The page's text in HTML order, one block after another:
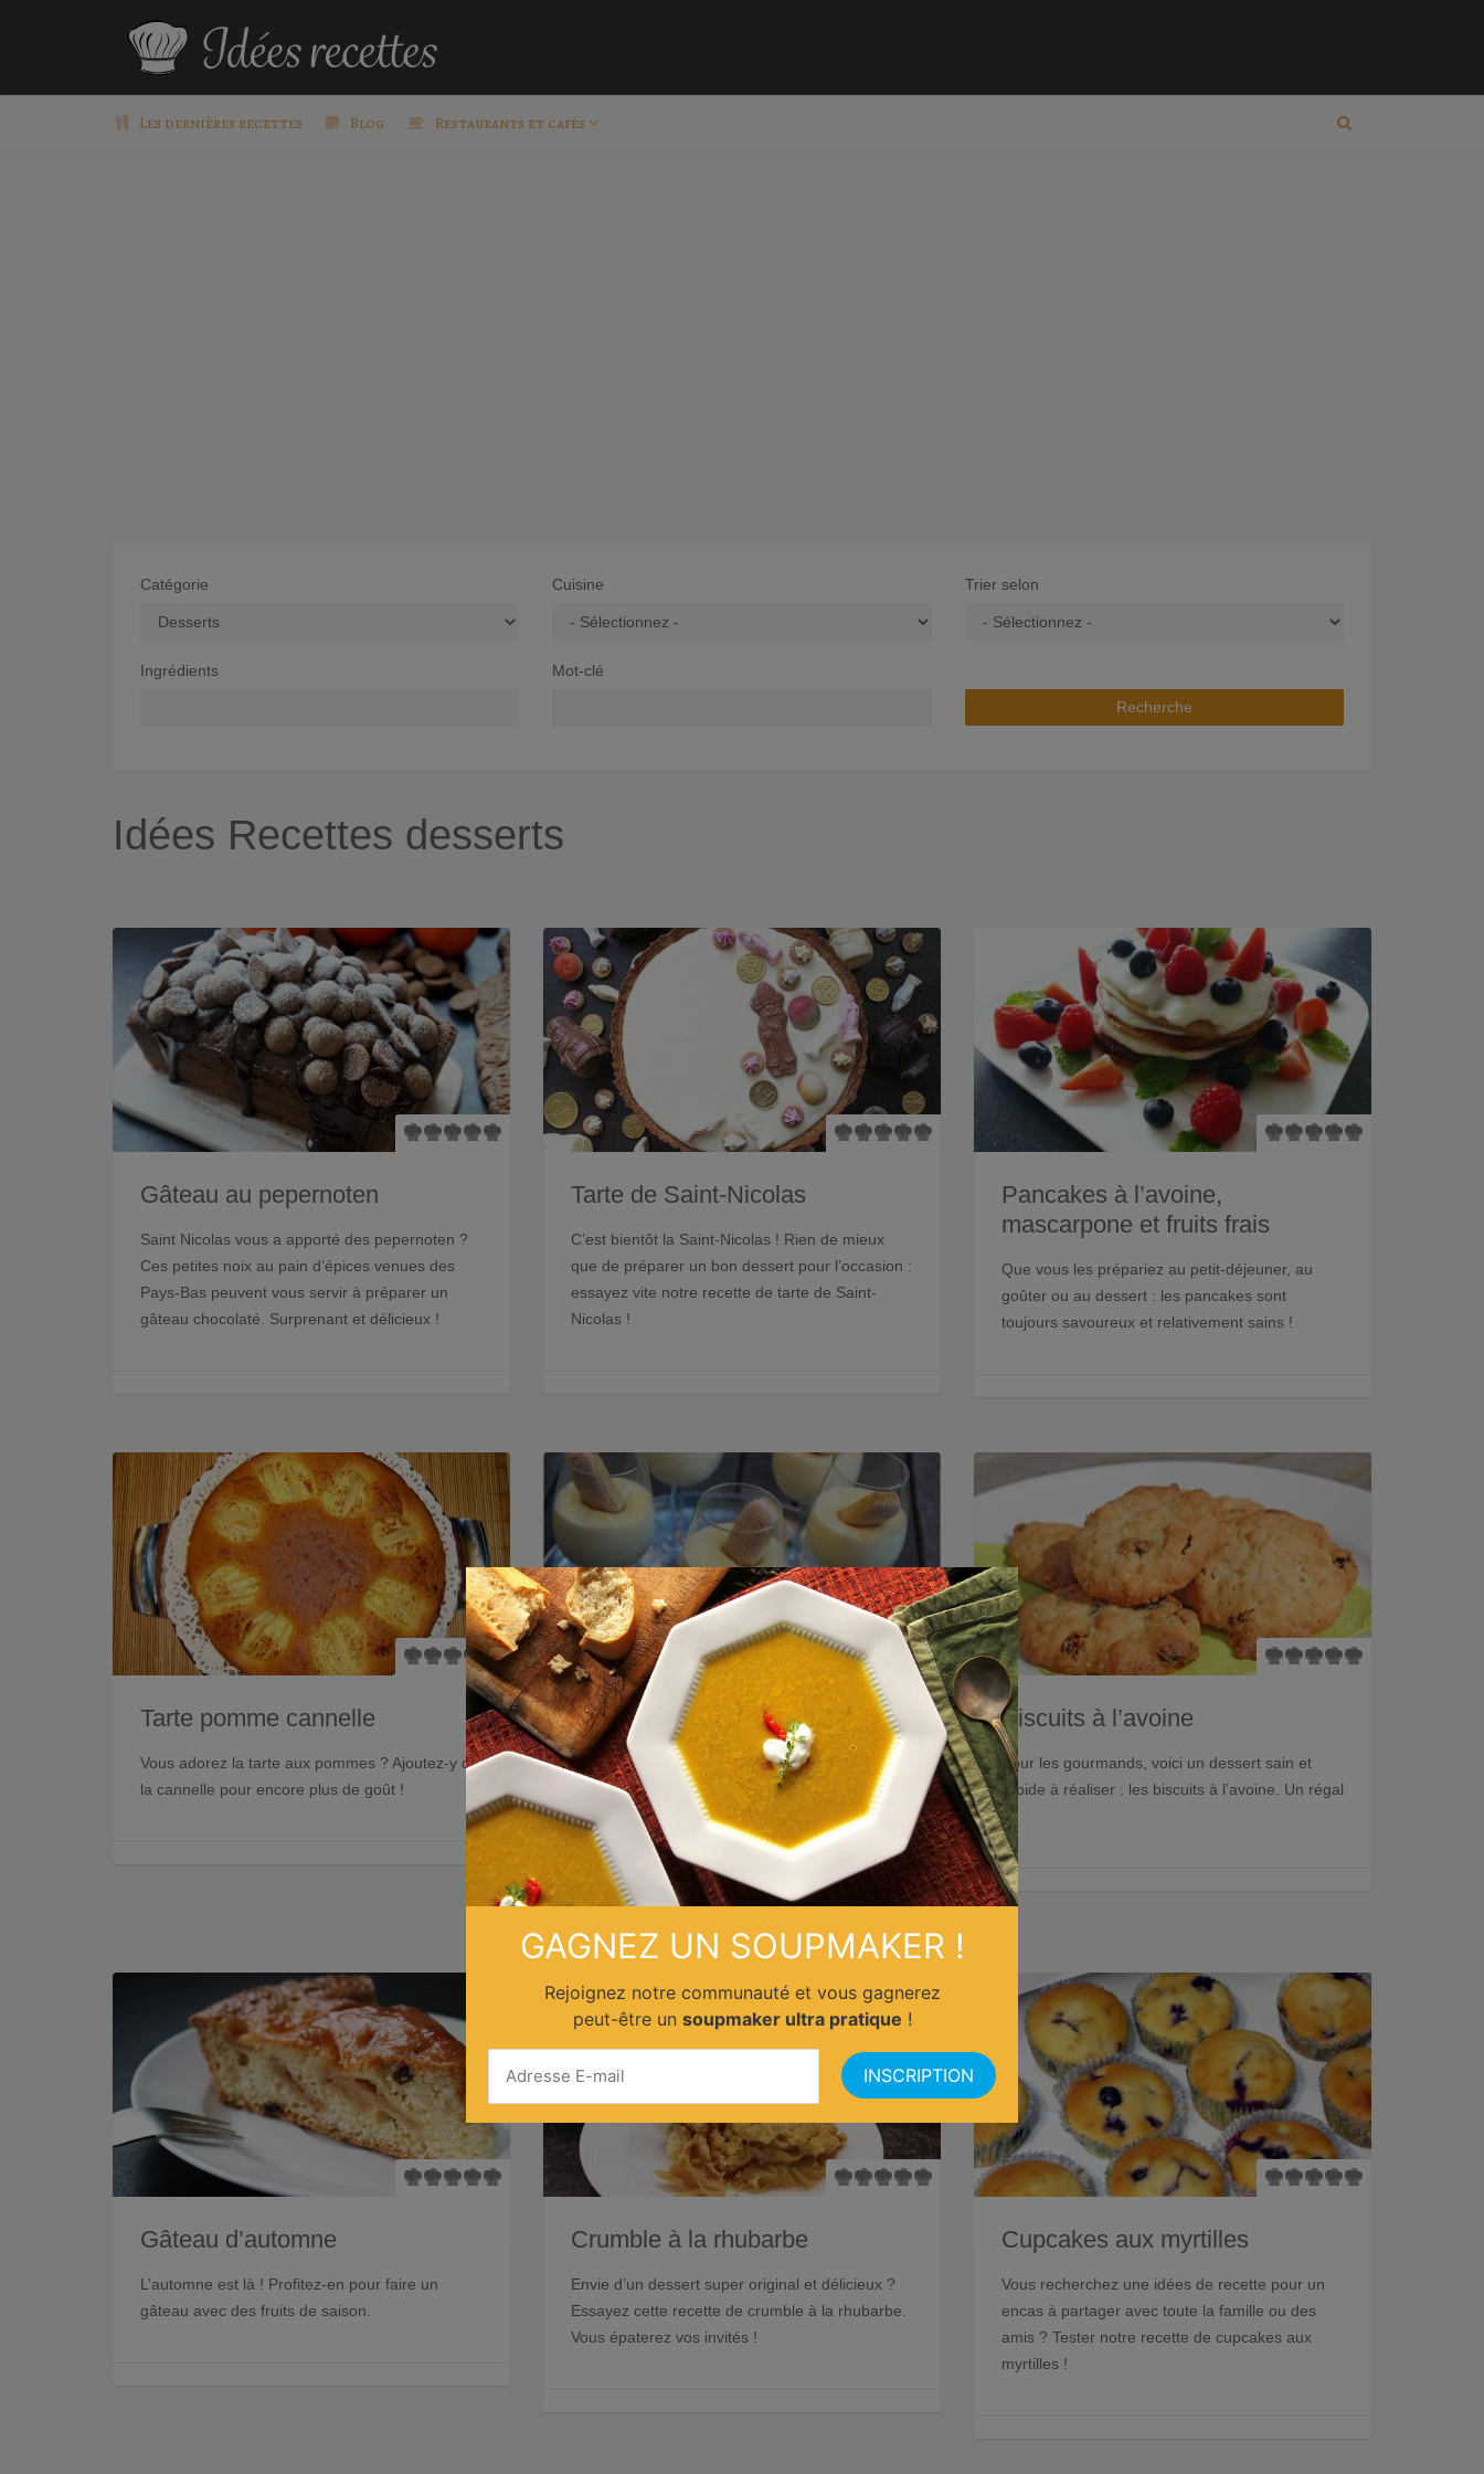
Les dernières recettes Blog Restaurants et cafés
Catégorie Cuisine Trier selon
Ingrédients Mot-clé
Recherche
Idées Recettes desserts
Gâteau au pepernoten
Saint Nicolas vous a apporté des pepernoten ?
Ces petites noix au pain d’épices venues des
Pays-Bas peuvent vous servir à préparer un
gâteau chocolaté. Surprenant et délicieux !
Tarte de Saint-Nicolas
C’est bientôt la Saint-Nicolas ! Rien de mieux
que de préparer un bon dessert pour l’occasion :
essayez vite notre recette de tarte de Saint-
Nicolas !
Pancakes à l’avoine,
mascarpone et fruits frais
Que vous les prépariez au petit-déjeuner, au
goûter ou au dessert : les pancakes sont
toujours savoureux et relativement sains !
Tarte pomme cannelle
Vous adorez la tarte aux pommes ? Ajoutez-y de
la cannelle pour encore plus de goût !
Mousse d’avocat
L’avocat ne se déguste pas seulement dans des
préparations salées, vous pouvez également
l’utiliser pour faire des desserts. Essayez vite
cette délicieuse recette de mousse d’avocat !
Biscuits à l’avoine
Pour les gourmands, voici un dessert sain et
rapide à réaliser : les biscuits à l’avoine. Un régal
!
Gâteau d’automne
L’automne est là ! Profitez-en pour faire un
gâteau avec des fruits de saison.
Crumble à la rhubarbe
Envie d’un dessert super original et délicieux ?
Essayez cette recette de crumble à la rhubarbe.
Vous épaterez vos invités !
Cupcakes aux myrtilles
Vous recherchez une idées de recette pour un
encas à partager avec toute la famille ou des
amis ? Tester notre recette de cupcakes aux
myrtilles !
GAGNEZ UN SOUPMAKER !
Rejoignez notre communauté et vous gagnerez
peut-être un soupmaker ultra pratique !
×